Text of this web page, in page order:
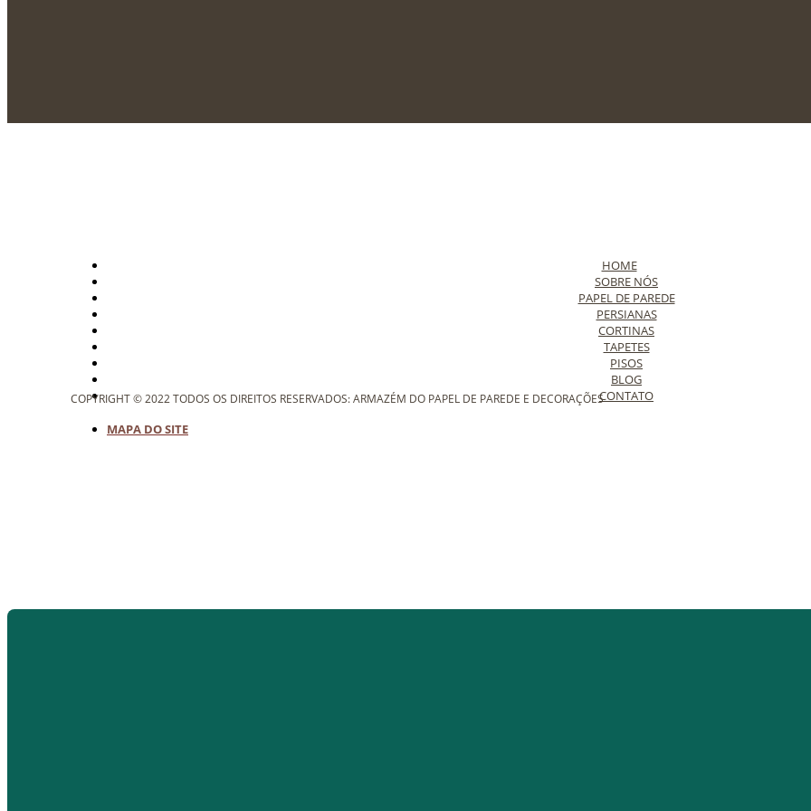
HOME
SOBRE NÓS
PAPEL DE PAREDE
PERSIANAS
CORTINAS
TAPETES
PISOS
BLOG
CONTATO
COPYRIGHT © 2022 TODOS OS DIREITOS RESERVADOS: ARMAZÉM DO PAPEL DE PAREDE E DECORAÇÕES
MAPA DO SITE